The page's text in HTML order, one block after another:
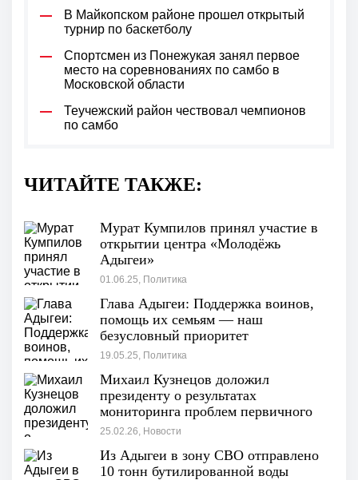
В Майкопском районе прошел открытый
турнир по баскетболу
Спортсмен из Понежукая занял первое
место на соревнованиях по самбо в
Московской области
Теучежский район чествовал чемпионов
по самбо
ЧИТАЙТЕ ТАКЖЕ:
Мурат Кумпилов принял участие в
открытии центра «Молодёжь
Адыгеи»
01.06.25, Политика
Глава Адыгеи: Поддержка воинов,
помощь их семьям — наш
безусловный приоритет
19.05.25, Политика
Михаил Кузнецов доложил
президенту о результатах
мониторинга проблем первичного
звена здравоохранения в регионах
25.02.26, Новости
Из Адыгеи в зону СВО отправлено
10 тонн бутилированной воды